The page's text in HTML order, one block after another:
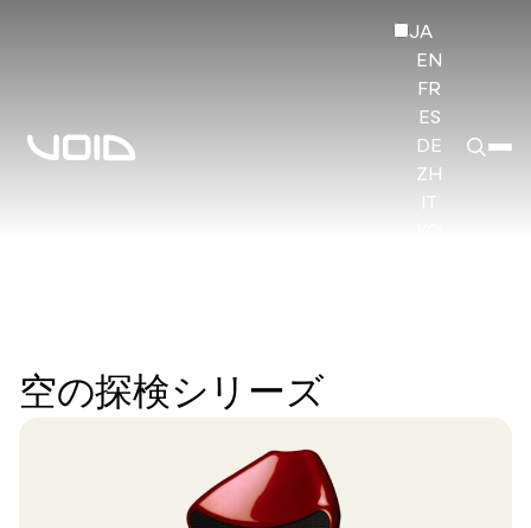
JA
EN
FR
ES
DE
ZH
空の探検シリーズ